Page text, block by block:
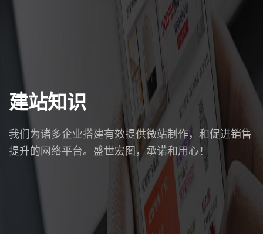
建站知识
我们为诸多企业搭建有效提供微站制作，和促进销售
提升的网络平台。盛世宏图，承诺和用心！